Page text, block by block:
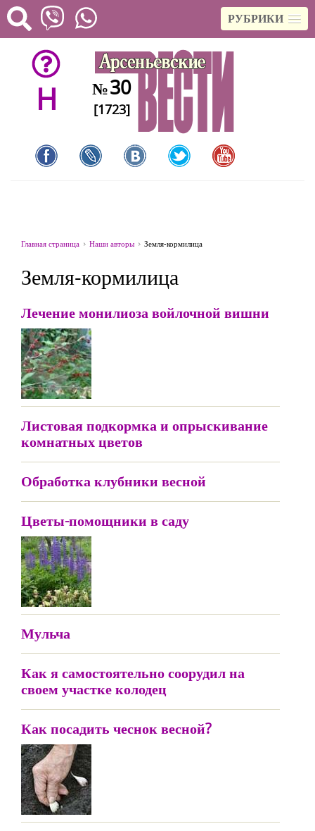
РУБРИКИ
H №30
[1723]
Главная страница Наши авторы Земля-кормилица
Земля-кормилица
Лечение монилиоза войлочной вишни
Листовая подкормка и опрыскивание
комнатных цветов
Обработка клубники весной
Цветы-помощники в саду
Мульча
Как я самостоятельно соорудил на
своем участке колодец
Как посадить чеснок весной?